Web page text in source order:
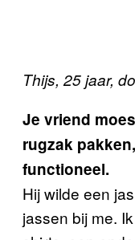
Thijs, 25 jaar,
Je vriend
rugzak
functioneel.
Hij wilde een
jassen bij me.